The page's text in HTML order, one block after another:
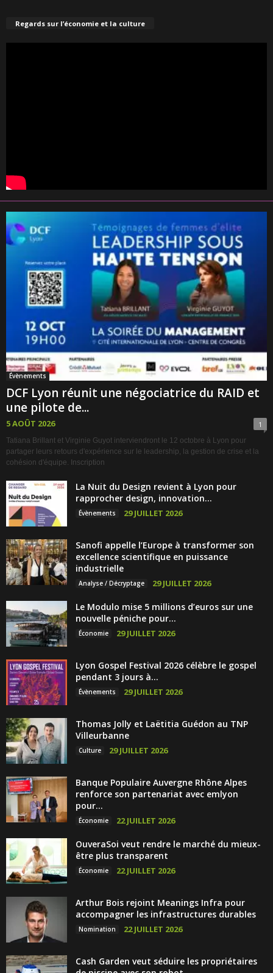
Regards sur l’économie et la culture
Évènements
DCF Lyon réunit une négociatrice du RAID et
une pilote de...
5 AOÛT 2026 1
Tatiana Brillant et Virginie Guyot interviendront le 12 octobre à Lyon pour
partager leurs retours d'expérience sur le leadership, la gestion de crise et la
cohésion d'équipe. Inscription
La Nuit du Design revient à Lyon pour
rapprocher design, innovation...
Évènements 29 JUILLET 2026
Sanofi appelle l’Europe à transformer son
excellence scientifique en puissance
industrielle
Analyse / Décryptage 29 JUILLET 2026
Le Modulo mise 5 millions d’euros sur une
nouvelle péniche pour...
Économie 29 JUILLET 2026
Lyon Gospel Festival 2026 célèbre le gospel
pendant 3 jours à...
Évènements 29 JUILLET 2026
Thomas Jolly et Laëtitia Guédon au TNP
Villeurbanne
Culture 29 JUILLET 2026
Banque Populaire Auvergne Rhône Alpes
renforce son partenariat avec emlyon
pour...
Économie 22 JUILLET 2026
OuveraSoi veut rendre le marché du mieux-
être plus transparent
Économie 22 JUILLET 2026
Arthur Bois rejoint Meanings Infra pour
accompagner les infrastructures durables
Nomination 22 JUILLET 2026
Cash Garden veut séduire les propriétaires